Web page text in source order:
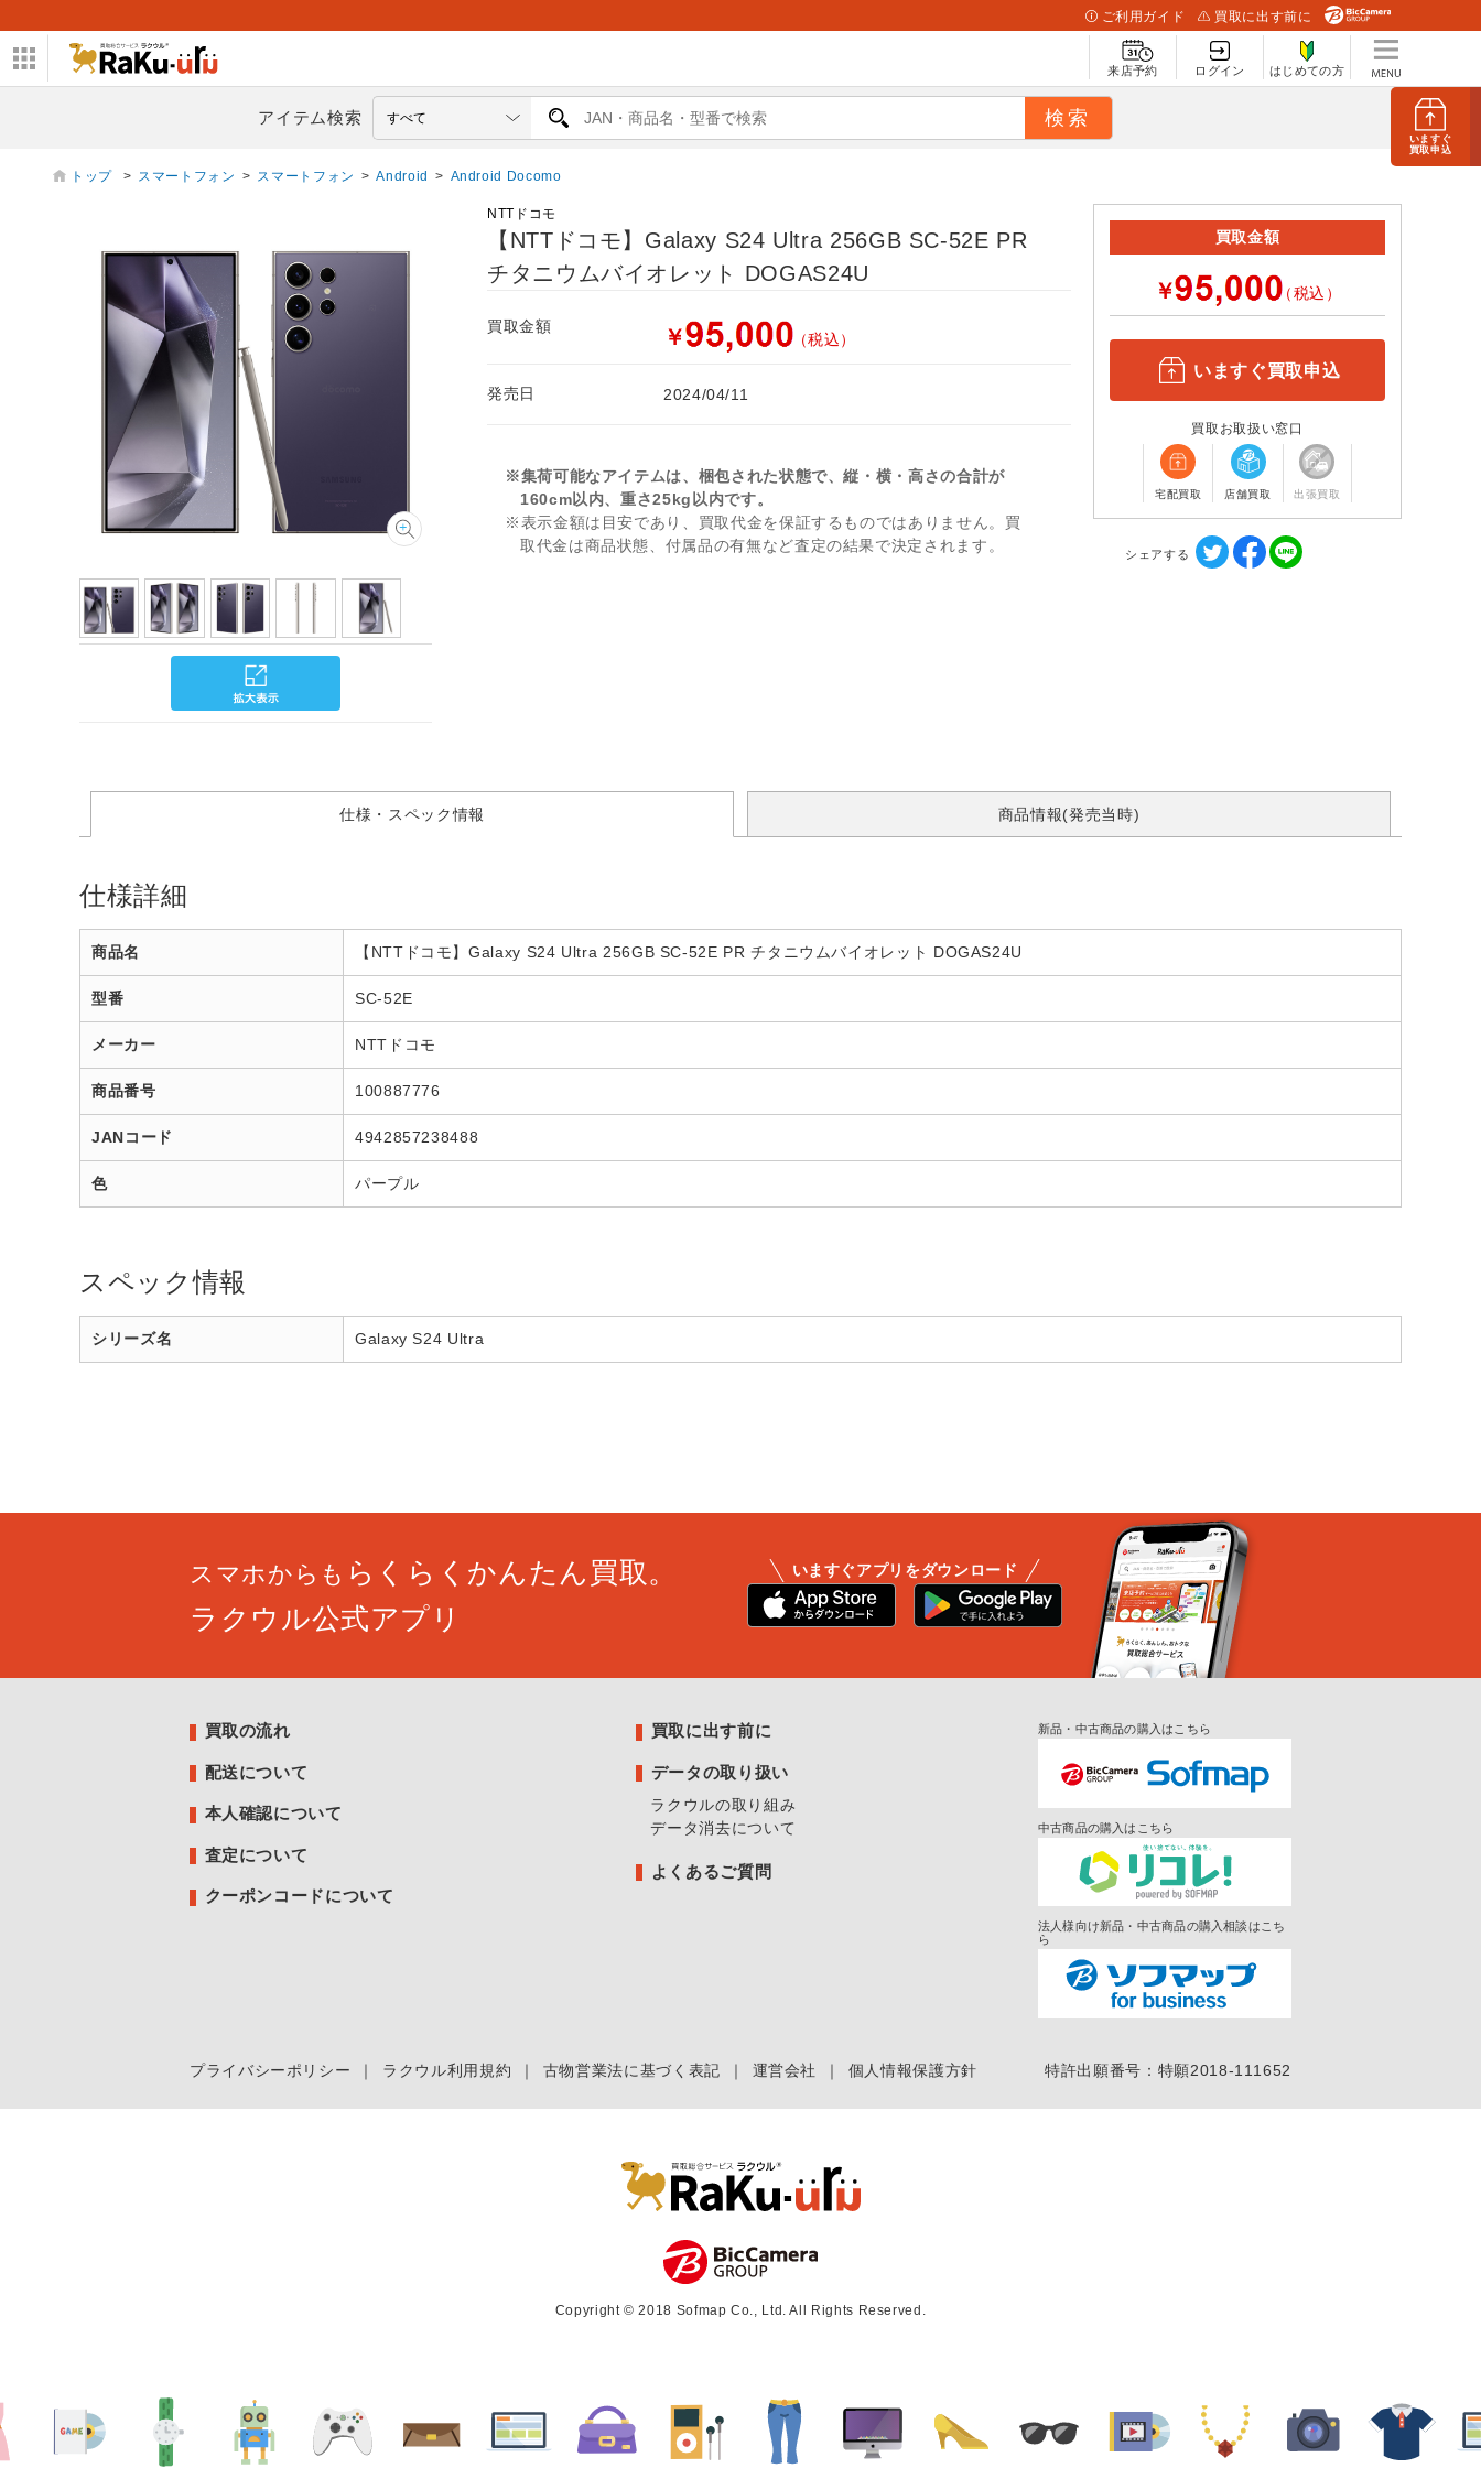
いますぐ
買取申込
ご利用ガイド 買取に出す前に
来店予約 ログイン はじめての方
アイテム検索
トップ > スマートフォン > スマートフォン > Android > Android Docomo
NTTドコモ
【NTTドコモ】Galaxy S24 Ultra 256GB SC-52E PR
チタニウムバイオレット DOGAS24U
買取金額 ￥ （税込）
発売日 2024/04/11
※集荷可能なアイテムは、梱包された状態で、縦・横・高さの合計が
160cm以内、重さ25kg以内です。
※表示金額は目安であり、買取代金を保証するものではありません。買
取代金は商品状態、付属品の有無など査定の結果で決定されます。
買取金額
￥ （税込）
いますぐ買取申込
買取お取扱い窓口
宅配買取 店舗買取 出張買取
シェアする
仕様・スペック情報 商品情報(発売当時)
仕様詳細
商品名 【NTTドコモ】Galaxy S24 Ultra 256GB SC-52E PR チタニウムバイオレット DOGAS24U
型番 SC-52E
メーカー NTTドコモ
商品番号 100887776
JANコード 4942857238488
色 パープル
スペック情報
シリーズ名 Galaxy S24 Ultra
スマホからも らくらくかんたん買取。
ラクウル公式アプリ
いますぐアプリをダウンロード
買取の流れ
配送について
本人確認について
査定について
クーポンコードについて
買取に出す前に
データの取り扱い
ラクウルの取り組み
データ消去について
よくあるご質問
新品・中古商品の購入はこちら
中古商品の購入はこちら
法人様向け新品・中古商品の購入相談はこち
ら
プライバシーポリシー ｜ ラクウル利用規約 ｜ 古物営業法に基づく表記 ｜ 運営会社 ｜ 個人情報保護方針 特許出願番号：特願2018-111652
Copyright © 2018 Sofmap Co., Ltd. All Rights Reserved.